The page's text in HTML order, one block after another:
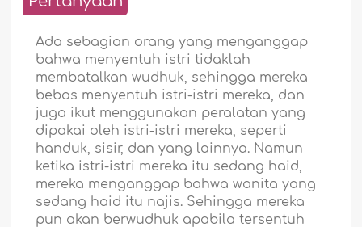
Ada sebagian orang yang menganggap
bahwa menyentuh istri tidaklah
membatalkan wudhuk, sehingga mereka
bebas menyentuh istri-istri mereka, dan
juga ikut menggunakan peralatan yang
dipakai oleh istri-istri mereka, seperti
handuk, sisir, dan yang lainnya. Namun
ketika istri-istri mereka itu sedang haid,
mereka menganggap bahwa wanita yang
sedang haid itu najis. Sehingga mereka
pun akan berwudhuk apabila tersentuh